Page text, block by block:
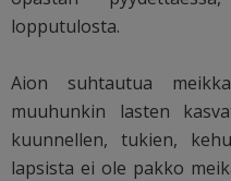
lopputulosta.
Aion suhtautua
muuhunkin lasten
kuunnellen, tukien,
lapsista ei ole pakko